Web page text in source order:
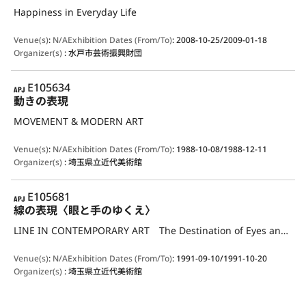
Happiness in Everyday Life
Venue(s): N/AExhibition Dates (From/To):2008-10-25/2009-01-18
Organizer(s):水戸市芸術振興財団
APJ
E105634
動きの表現
MOVEMENT & MODERN ART
Venue(s): N/AExhibition Dates (From/To): 1988-10-08/1988-12-11
Organizer(s):埼玉県立近代美術館
APJ
E105681
線の表現〈眼と手のゆくえ〉
LINE IN CONTEMPORARY ART The Destination of Eyes and Hands
Venue(s): N/AExhibition Dates (From/To): 1991-09-10/1991-10-20
Organizer(s):埼玉県立近代美術館